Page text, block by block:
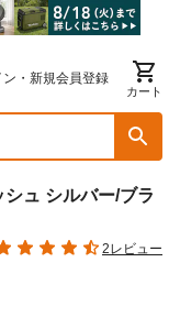
ン・新規会員登録
カート
ュ シルバー/ブラ
2レビュー